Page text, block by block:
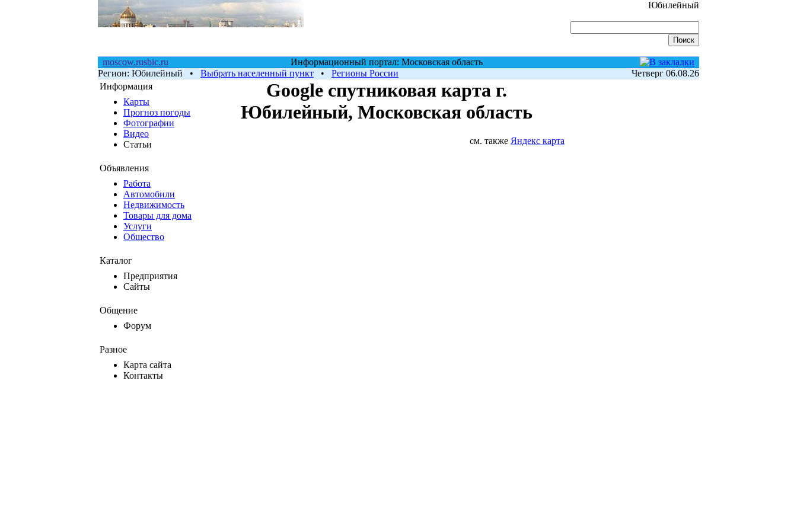
Юбилейный
moscow.rusbic.ru
Информационный портал: Московская область
Регион: Юбилейный • Выбрать населенный пункт • Регионы России
Четверг 06.08.26
Информация
Карты
Прогноз погоды
Фотографии
Видео
Статьи
Объявления
Работа
Автомобили
Недвижимость
Товары для дома
Услуги
Общество
Каталог
Предприятия
Сайты
Общение
Форум
Разное
Карта сайта
Контакты
Google cпутниковая карта г.
Юбилейный, Московская область
см. также Яндекс карта